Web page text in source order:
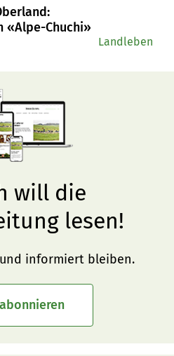
funktionelle
«Alpe-Chuchi»
Landleben
will die
lesen!
informiert bleiben.